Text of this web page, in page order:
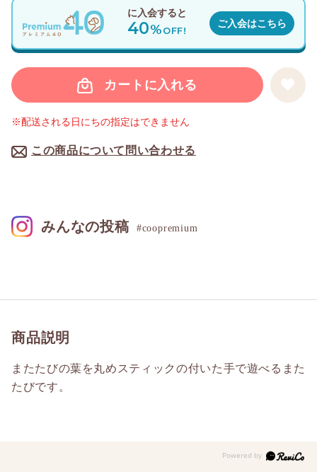
カートに入れる
この商品について問い合わせる
※配送される日にちの指定はできません
に入会すると
40%OFF!
ご入会はこちら
商品説明
またたびの葉を丸めスティックの付いた手で遊べるまた
たびです。
みんなの投稿 #coopremium